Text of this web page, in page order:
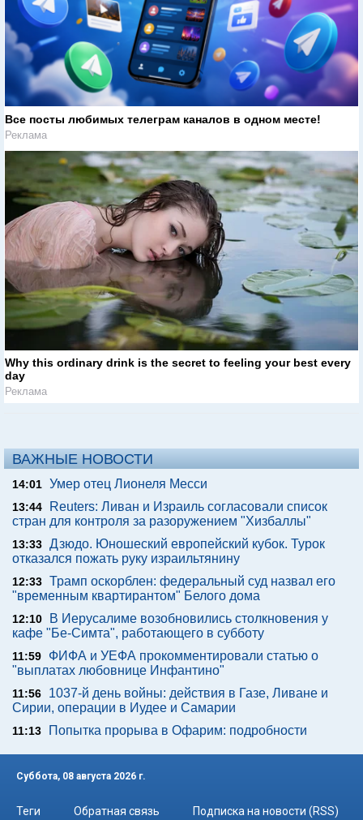
Все посты любимых телеграм каналов в одном месте!
Реклама
Why this ordinary drink is the secret to feeling your best every
day
Реклама
ВАЖНЫЕ НОВОСТИ
14:01 Умер отец Лионеля Месси
13:44
Reuters: Ливан и Израиль согласовали список
стран для контроля за разоружением "Хизбаллы"
13:33 Дзюдо. Юношеский европейский кубок. Турок
отказался пожать руку израильтянину
12:33 Трамп оскорблен: федеральный суд назвал его
"временным квартирантом" Белого дома
12:10
В Иерусалиме возобновились столкновения у
кафе "Бе-Симта", работающего в субботу
11:59
ФИФА и УЕФА прокомментировали статью о
"выплатах любовнице Инфантино"
11:56
1037-й день войны: действия в Газе, Ливане и
Сирии, операции в Иудее и Самарии
11:13 Попытка прорыва в Офарим: подробности
Суббота, 08 августа 2026 г.
Теги Обратная связь Подписка на новости (RSS)